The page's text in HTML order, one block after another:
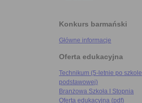
Konkurs barmański
Główne informacje
Oferta edukacyjna
Technikum (5-letnie po szkole
podstawowej)
Branżowa Szkoła I Stopnia
Oferta edukacyjna (pdf)